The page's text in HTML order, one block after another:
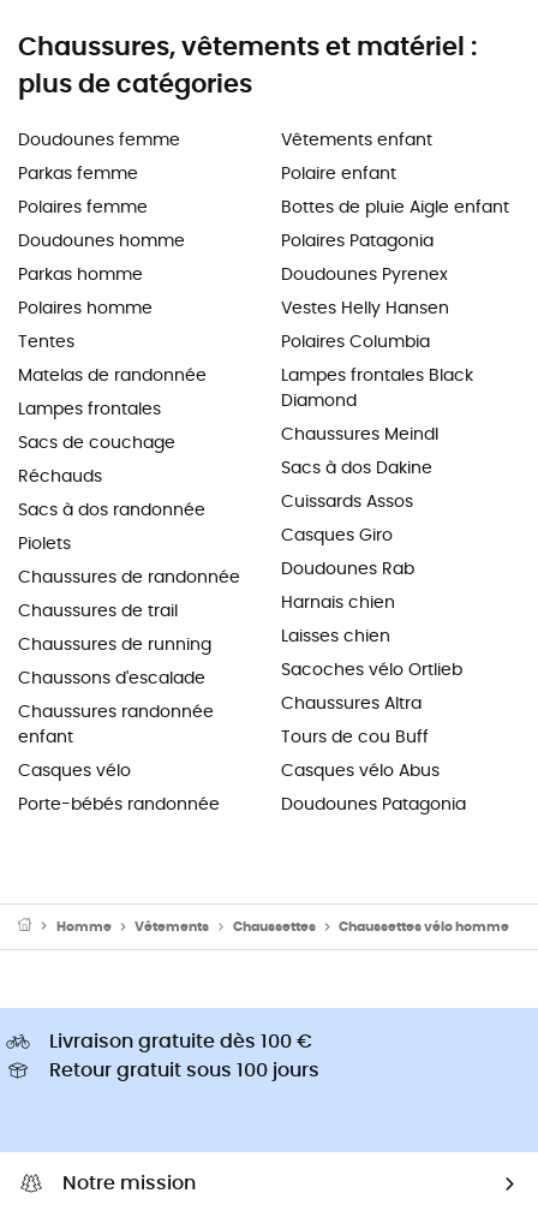
Chaussures, vêtements et matériel :
plus de catégories
Doudounes femme
Parkas femme
Polaires femme
Doudounes homme
Parkas homme
Polaires homme
Tentes
Matelas de randonnée
Lampes frontales
Sacs de couchage
Réchauds
Sacs à dos randonnée
Piolets
Chaussures de randonnée
Chaussures de trail
Chaussures de running
Chaussons d'escalade
Chaussures randonnée
enfant
Casques vélo
Porte-bébés randonnée
Vêtements enfant
Polaire enfant
Bottes de pluie Aigle enfant
Polaires Patagonia
Doudounes Pyrenex
Vestes Helly Hansen
Polaires Columbia
Lampes frontales Black
Diamond
Chaussures Meindl
Sacs à dos Dakine
Cuissards Assos
Casques Giro
Doudounes Rab
Harnais chien
Laisses chien
Sacoches vélo Ortlieb
Chaussures Altra
Tours de cou Buff
Casques vélo Abus
Doudounes Patagonia
Homme Vêtements Chaussettes Chaussettes vélo homme
Livraison gratuite dès 100 €
Retour gratuit sous 100 jours
Notre mission